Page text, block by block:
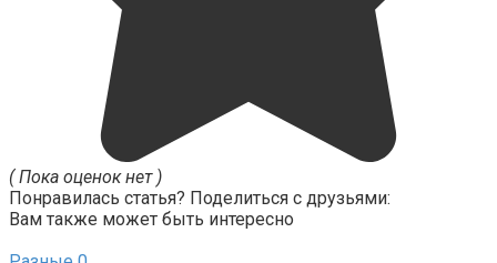
( Пока оценок нет )
Понравилась статья? Поделиться с друзьями:
Вам также может быть интересно